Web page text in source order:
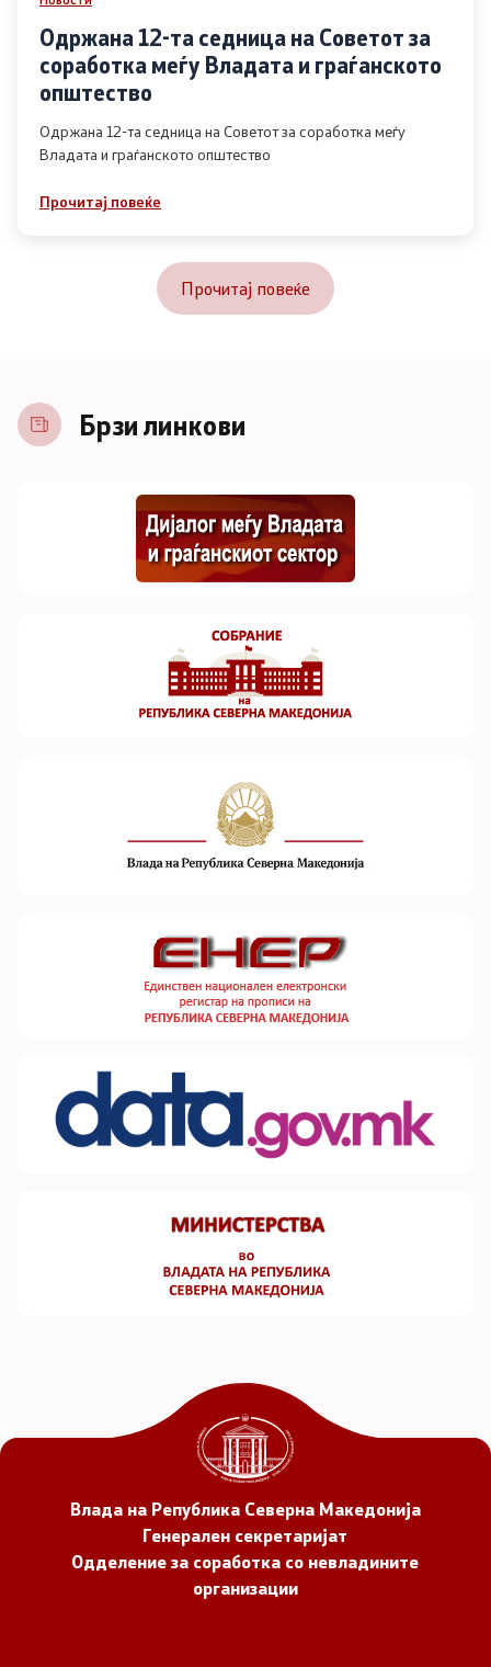
Одржана 12-та седница на Советот за
соработка меѓу Владата и граѓанското
општество
Одржана 12-та седница на Советот за соработка меѓу
Владата и граѓанското општество
Прочитај повеќе
Прочитај повеќе
Брзи линкови
Влада на Република Северна Македонија
Генерален секретаријат
Одделение за соработка со невладините
организации